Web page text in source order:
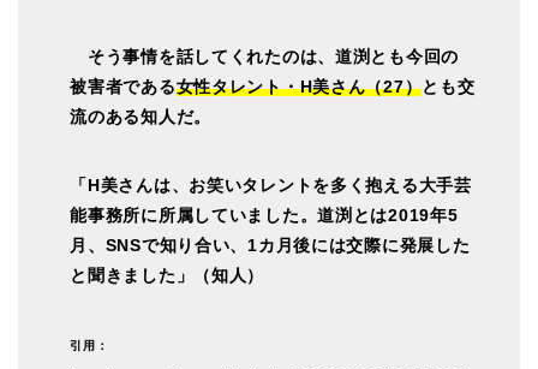
そう事情を話してくれたのは、道渕とも今回の
被害者である女性タレント・H美さん（27）とも交
流のある知人だ。
「H美さんは、お笑いタレントを多く抱える大手芸
能事務所に所属していました。道渕とは2019年5
月、SNSで知り合い、1カ月後には交際に発展した
と聞きました」（知人）
引用：